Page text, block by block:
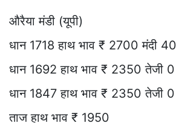
औरैया मंडी (यूपी)
धान 1718 हाथ भाव ₹ 2700 मंदी 40
धान 1692 हाथ भाव ₹ 2350 तेजी 0
धान 1847 हाथ भाव ₹ 2350 तेजी 0
ताज हाथ भाव ₹ 1950